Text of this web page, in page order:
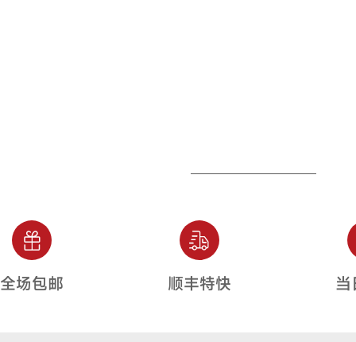
全场包邮 顺丰特快 当